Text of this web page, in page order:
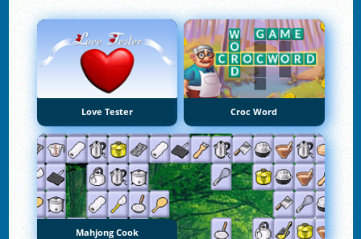
Love Tester Croc Word
Mahjong Cook